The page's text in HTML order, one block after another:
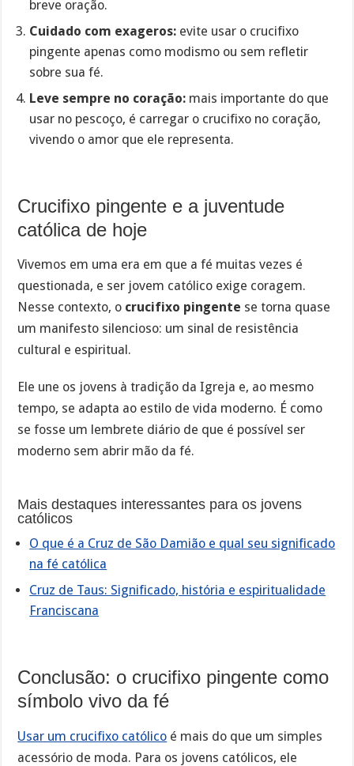
breve oração.
Cuidado com exageros: evite usar o crucifixo
pingente apenas como modismo ou sem refletir
sobre sua fé.
Leve sempre no coração: mais importante do que
usar no pescoço, é carregar o crucifixo no coração,
vivendo o amor que ele representa.
Crucifixo pingente e a juventude
católica de hoje
Vivemos em uma era em que a fé muitas vezes é
questionada, e ser jovem católico exige coragem.
Nesse contexto, o crucifixo pingente se torna quase
um manifesto silencioso: um sinal de resistência
cultural e espiritual.
Ele une os jovens à tradição da Igreja e, ao mesmo
tempo, se adapta ao estilo de vida moderno. É como
se fosse um lembrete diário de que é possível ser
moderno sem abrir mão da fé.
Mais destaques interessantes para os jovens
católicos
O que é a Cruz de São Damião e qual seu significado
na fé católica
Cruz de Taus: Significado, história e espiritualidade
Franciscana
Conclusão: o crucifixo pingente como
símbolo vivo da fé
Usar um crucifixo católico é mais do que um simples
acessório de moda. Para os jovens católicos, ele